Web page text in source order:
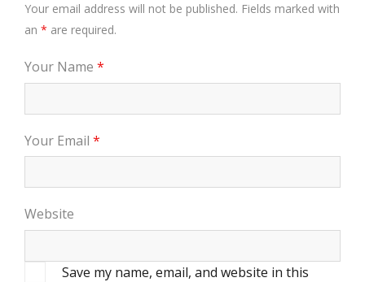
Your email address will not be published. Fields marked with
an * are required.
Your Name *
Your Email *
Website
Save my name, email, and website in this